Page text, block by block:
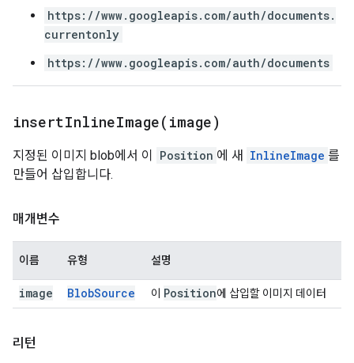
https://www.googleapis.com/auth/documents.
currentonly
https://www.googleapis.com/auth/documents
insertInlineImage( image)
지정된 이미지 blob에서 이 Position 에 새 InlineImage 를
만들어 삽입합니다.
매개변수
이름 유형 설명
image BlobSource 이 Position에 삽입할 이미지 데이터
리턴